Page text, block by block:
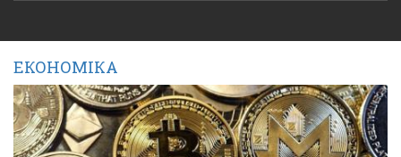
ЕКОНОМІКА